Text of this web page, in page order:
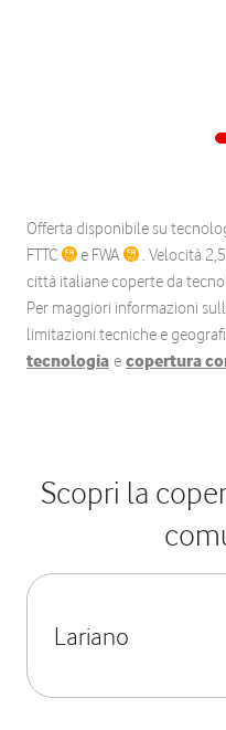
Offerta disponibile su
FTTC
e FWA
. Velocità
città italiane coperte da
Per maggiori informazioni
limitazioni tecniche e
tecnologia e copertura
Scopri la
Lariano